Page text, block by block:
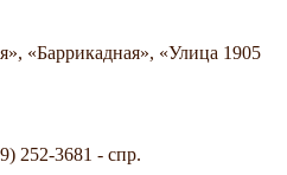
«Баррикадная», «Улица 1905
252-3681 - спр.